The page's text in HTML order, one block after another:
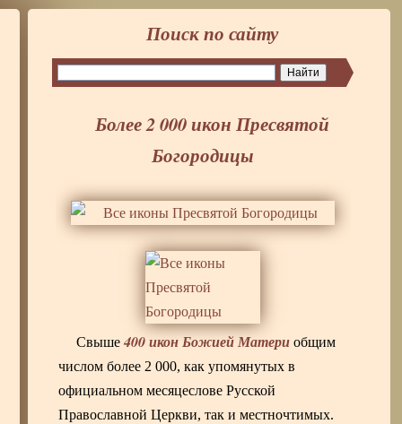
Поиск по сайту
Более 2 000 икон Пресвятой
Богородицы
Свыше400 икон Божией Матери общим
числом более 2 000, как упомянутых в
официальном месяцеслове Русской
Православной Церкви, так и местночтимых.